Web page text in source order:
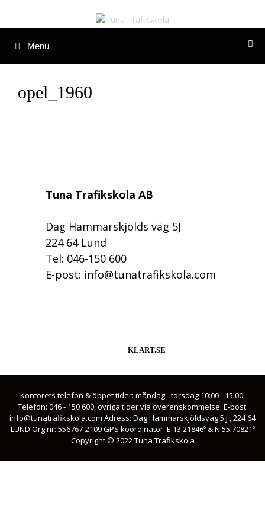
innehåll
Menu
opel_1960
Tuna Trafikskola AB
Dag Hammarskjölds väg 5J
224 64 Lund
Tel: 046-150 600
E-post: info@tunatrafikskola.com
KLART.SE
Kontorets telefon & öppet tider: måndag - torsdag 10:00 - 15:00.
Telefon: 046 - 150 600, övriga tider via överenskommelse. E-post:
info@tunatrafikskola.com Adress: Dag Hammarskjöldsväg 5 J , 224 64
LUND Org.nr: 556767-2109 GPS koordinator: E 13.21846º & N 55.70821º
Copyright © 2022 Tuna Trafikskola